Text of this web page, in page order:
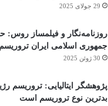
29 جولای 2025
روزنامه‌نگار و فیلمساز روس:
جمهوری اسلامی ایران
30 ژوئن 2025
پژوهشگر ایتالیایی: تروریسم
بدترین نوع تروریسم است